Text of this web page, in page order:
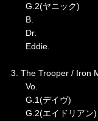
G.2(ヤニック)
B.
Dr.
Eddie.
3. The Trooper / Iron
Vo.
G.1(デイヴ)
G.2(エイドリアン)